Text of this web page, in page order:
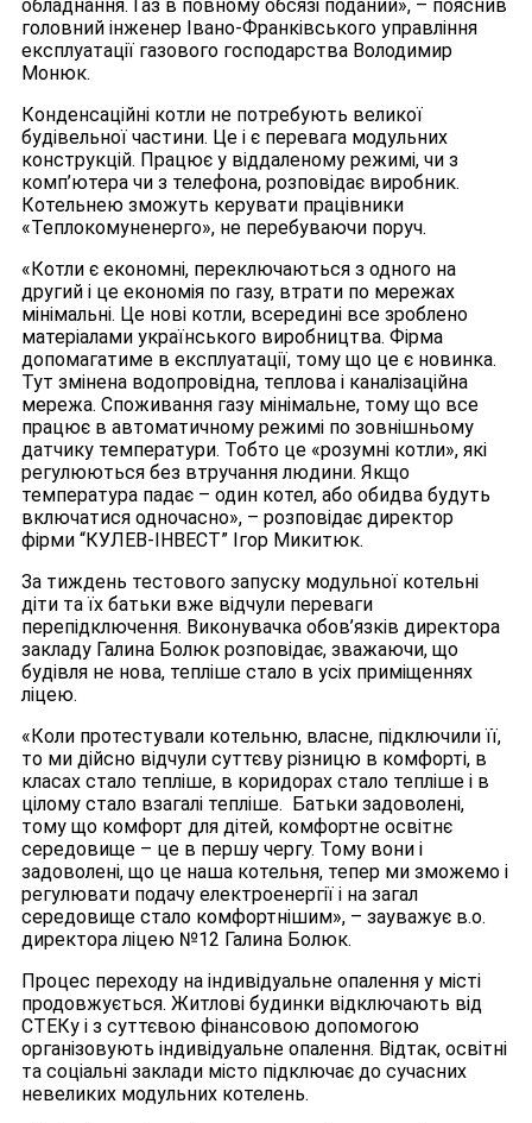
обладнання. Газ в повному обсязі поданий», – пояснив
головний інженер Івано-Франківського управління
експлуатації газового господарства Володимир
Монюк.
Конденсаційні котли не потребують великої
будівельної частини. Це і є перевага модульних
конструкцій. Працює у віддаленому режимі, чи з
комп’ютера чи з телефона, розповідає виробник.
Котельнею зможуть керувати працівники
«Теплокомуненерго», не перебуваючи поруч.
«Котли є економні, переключаються з одного на
другий і це економія по газу, втрати по мережах
мінімальні. Це нові котли, всередині все зроблено
матеріалами українського виробництва. Фірма
допомагатиме в експлуатації, тому що це є новинка.
Тут змінена водопровідна, теплова і каналізаційна
мережа. Споживання газу мінімальне, тому що все
працює в автоматичному режимі по зовнішньому
датчику температури. Тобто це «розумні котли», які
регулюються без втручання людини. Якщо
температура падає – один котел, або обидва будуть
включатися одночасно», – розповідає директор
фірми “КУЛЕВ-ІНВЕСТ” Ігор Микитюк.
За тиждень тестового запуску модульної котельні
діти та їх батьки вже відчули переваги
перепідключення. Виконувачка обов’язків директора
закладу Галина Болюк розповідає, зважаючи, що
будівля не нова, тепліше стало в усіх приміщеннях
ліцею.
«Коли протестували котельню, власне, підключили її,
то ми дійсно відчули суттєву різницю в комфорті, в
класах стало тепліше, в коридорах стало тепліше і в
цілому стало взагалі тепліше. Батьки задоволені,
тому що комфорт для дітей, комфортне освітнє
середовище – це в першу чергу. Тому вони і
задоволені, що це наша котельня, тепер ми зможемо і
регулювати подачу електроенергії і на загал
середовище стало комфортнішим», – зауважує в.о.
директора ліцею №12 Галина Болюк.
Процес переходу на індивідуальне опалення у місті
продовжується. Житлові будинки відключають від
СТЕКу і з суттєвою фінансовою допомогою
організовують індивідуальне опалення. Відтак, освітні
та соціальні заклади місто підключає до сучасних
невеликих модульних котелень.